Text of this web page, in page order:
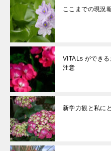
ここまでの現況
VITALs ができ
注意
新学力観と私に